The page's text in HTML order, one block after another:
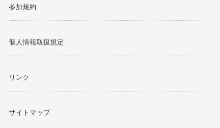
参加規約
個人情報取扱規定
リンク
サイトマップ